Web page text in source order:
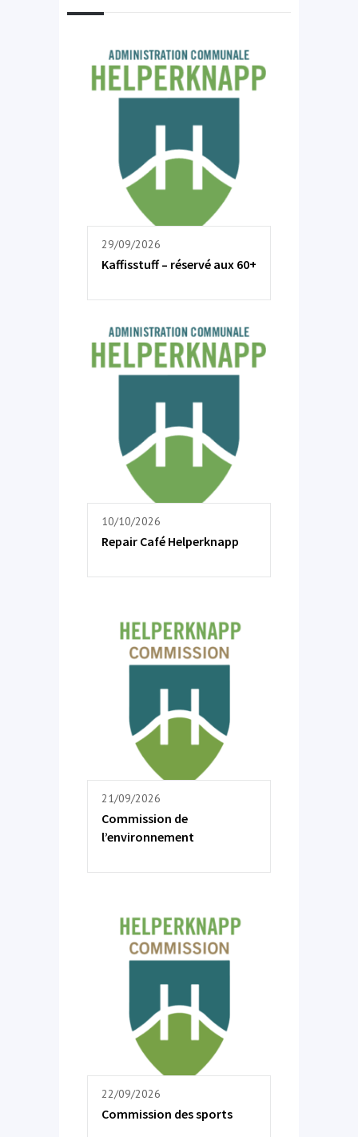
29/09/2026
Kaffisstuff – réservé aux 60+
10/10/2026
Repair Café Helperknapp
21/09/2026
Commission de
l’environnement
22/09/2026
Commission des sports